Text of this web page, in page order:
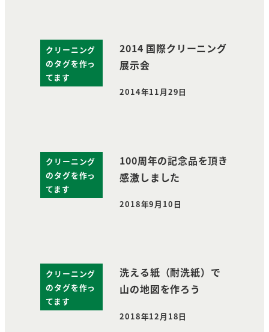
クリーニング
のタグを作っ
てます
2014 国際クリーニング
展示会
投稿日
2014年11月29日
クリーニング
のタグを作っ
てます
100周年の記念品を頂き
感激しました
投稿日
2018年9月10日
クリーニング
のタグを作っ
てます
洗える紙（耐洗紙）で
山の地図を作ろう
投稿日
2018年12月18日